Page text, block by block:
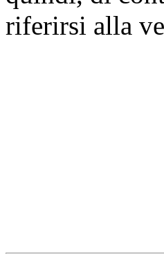
riferirsi alla